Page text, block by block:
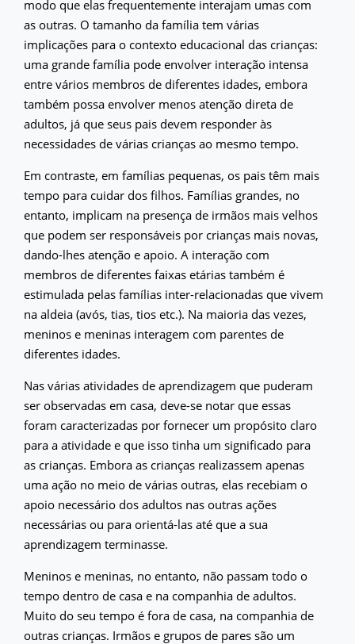
modo que elas frequentemente interajam umas com
as outras. O tamanho da família tem várias
implicações para o contexto educacional das crianças:
uma grande família pode envolver interação intensa
entre vários membros de diferentes idades, embora
também possa envolver menos atenção direta de
adultos, já que seus pais devem responder às
necessidades de várias crianças ao mesmo tempo.
Em contraste, em famílias pequenas, os pais têm mais
tempo para cuidar dos filhos. Famílias grandes, no
entanto, implicam na presença de irmãos mais velhos
que podem ser responsáveis por crianças mais novas,
dando-lhes atenção e apoio. A interação com
membros de diferentes faixas etárias também é
estimulada pelas famílias inter-relacionadas que vivem
na aldeia (avós, tias, tios etc.). Na maioria das vezes,
meninos e meninas interagem com parentes de
diferentes idades.
Nas várias atividades de aprendizagem que puderam
ser observadas em casa, deve-se notar que essas
foram caracterizadas por fornecer um propósito claro
para a atividade e que isso tinha um significado para
as crianças. Embora as crianças realizassem apenas
uma ação no meio de várias outras, elas recebiam o
apoio necessário dos adultos nas outras ações
necessárias ou para orientá-las até que a sua
aprendizagem terminasse.
Meninos e meninas, no entanto, não passam todo o
tempo dentro de casa e na companhia de adultos.
Muito do seu tempo é fora de casa, na companhia de
outras crianças. Irmãos e grupos de pares são um